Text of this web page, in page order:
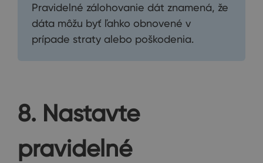
Pravidelné zálohovanie dát znamená, že
dáta môžu byť ľahko obnovené v
prípade straty alebo poškodenia.
8. Nastavte
pravidelné